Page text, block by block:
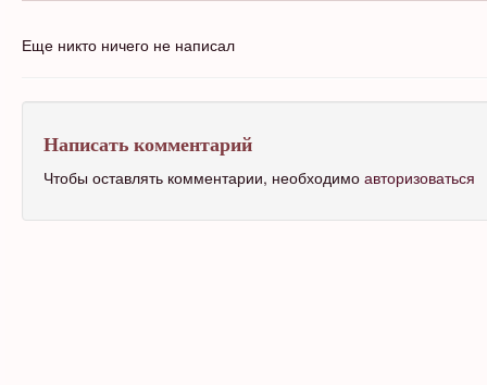
Еще никто ничего не написал
Написать комментарий
Чтобы оставлять комментарии, необходимо авторизоваться